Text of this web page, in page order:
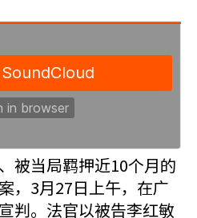
当局羁押近10个月的
，3月27日上午，在广
判。法官以被告李红敏